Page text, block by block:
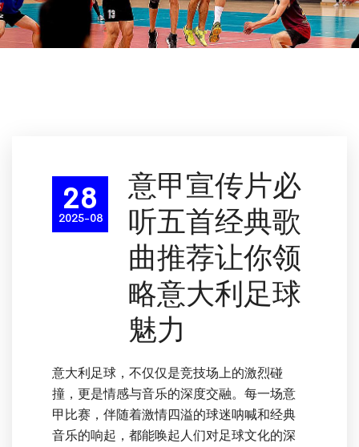
28
2025-08
意甲宣传片必
听五首经典歌
曲推荐让你领
略意大利足球
魅力
意大利足球，不仅仅是竞技场上的激烈碰
撞，更是情感与音乐的深度交融。每一场意
甲比赛，伴随着激情四溢的球迷呐喊和经典
音乐的响起，都能唤起人们对足球文化的深